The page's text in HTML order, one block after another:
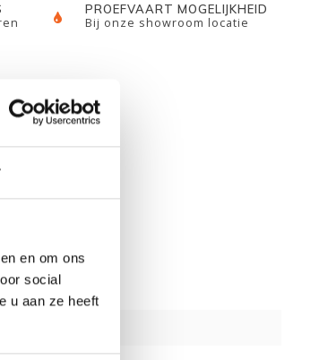
en om ons
social
u aan ze heeft
PROEFVAART MOGELIJKHEID
Bij onze showroom locatie
gebruik.